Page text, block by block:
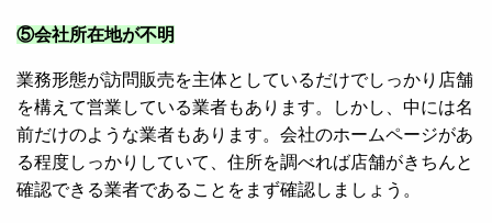
⑤会社所在地が不明
業務形態が訪問販売を主体としているだけでしっかり店舗
を構えて営業している業者もあります。しかし、中には名
前だけのような業者もあります。会社のホームページがあ
る程度しっかりしていて、住所を調べれば店舗がきちんと
確認できる業者であることをまず確認しましょう。